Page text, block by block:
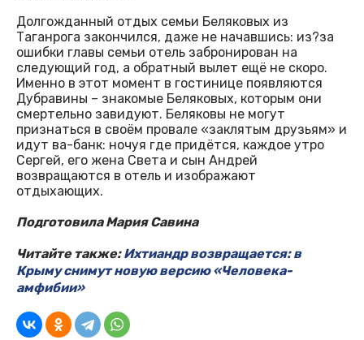
Долгожданный отдых семьи Беляковых из
Таганрога закончился, даже не начавшись: из?за
ошибки главы семьи отель забронирован на
следующий год, а обратный вылет ещё не скоро.
Именно в этот момент в гостинице появляются
Дубравины – знакомые Беляковых, которым они
смертельно завидуют. Беляковы не могут
признаться в своём провале «заклятым друзьям» и
идут ва-банк: ночуя где придётся, каждое утро
Сергей, его жена Света и сын Андрей
возвращаются в отель и изображают
отдыхающих.
Подготовила Мария Савина
Читайте также:Ихтиандр возвращается: в
Крыму снимут новую версию «Человека-
амфибии»